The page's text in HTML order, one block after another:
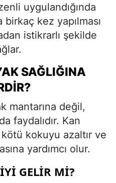
uygulandığında
birkaç kez yapılması
istikrarlı şekilde
SAĞLIĞINA
mantarına değil,
faydalıdır. Kan
kötü kokuyu azaltır ve
yardımcı olur.
GELIR MI?